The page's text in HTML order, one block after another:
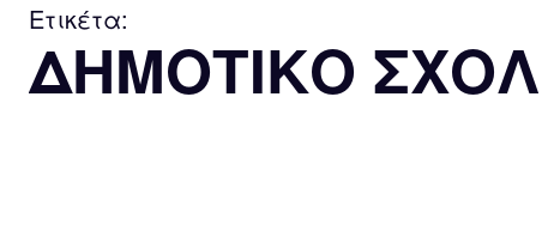
Ετικέτα:
ΔΗΜΟΤΙΚΟ